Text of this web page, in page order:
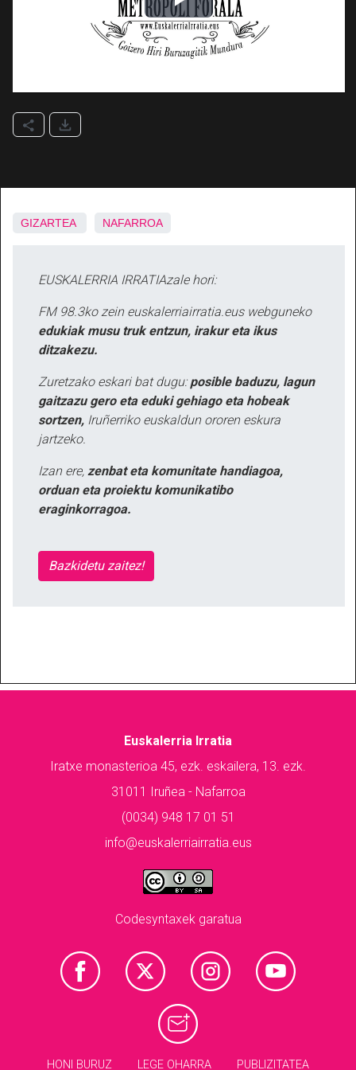
GIZARTEA NAFARROA
EUSKALERRIA IRRATIAzale hori:
FM 98.3ko zein euskalerriairratia.eus webguneko
edukiak musu truk entzun, irakur eta ikus
ditzakezu.
Zuretzako eskari bat dugu: posible baduzu, lagun
gaitzazu gero eta eduki gehiago eta hobeak
sortzen, Iruñerriko euskaldun ororen eskura
jartzeko.
Izan ere, zenbat eta komunitate handiagoa,
orduan eta proiektu komunikatibo
eraginkorragoa.
Bazkidetu zaitez!
Euskalerria Irratia
Iratxe monasterioa 45, ezk. eskailera, 13. ezk.
31011 Iruñea - Nafarroa
(0034) 948 17 01 51
info@euskalerriairratia.eus
Codesyntaxek garatua
HONI BURUZ LEGE OHARRA PUBLIZITATEA